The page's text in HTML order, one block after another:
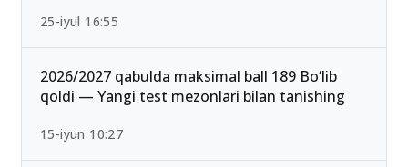
25-iyul 16:55
2026/2027 qabulda maksimal ball 189 Bo‘lib
qoldi — Yangi test mezonlari bilan tanishing
15-iyun 10:27